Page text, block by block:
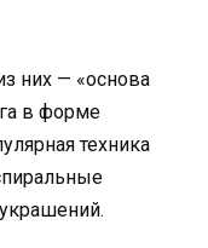
них — «основа
в форме
техника